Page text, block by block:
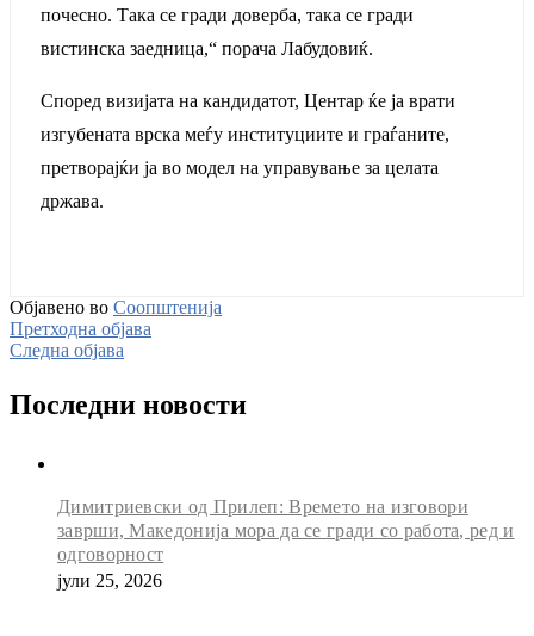
почесно. Така се гради доверба, така се гради
вистинска заедница,“ порача Лабудовиќ.
Според визијата на кандидатот, Центар ќе ја врати
изгубената врска меѓу институциите и граѓаните,
претворајќи ја во модел на управување за целата
држава.
Објавено во Соопштенија
Претходна објава
Следна објава
Последни новости
Димитриевски од Прилеп: Времето на изговори
заврши, Македонија мора да се гради со работа, ред и
одговорност
јули 25, 2026